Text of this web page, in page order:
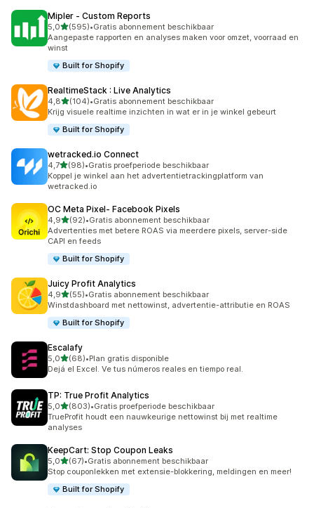
Mipler ‑ Custom Reports
5,0van 5 sterren
(595)
595 recensies in totaal
•Gratis abonnement beschikbaar
Aangepaste rapporten en analyses maken voor omzet, voorraad en
winst
Built for Shopify
RealtimeStack : Live Analytics
4,8van 5 sterren
(104)
104 recensies in totaal
•Gratis abonnement beschikbaar
Krijg visuele realtime inzichten in wat er in je winkel gebeurt
Built for Shopify
wetracked.io Connect
4,7van 5 sterren
(98)
98 recensies in totaal
•Gratis proefperiode beschikbaar
Koppel je winkel aan het advertentietrackingplatform van
wetracked.io
OC Meta Pixel‑ Facebook Pixels
4,9van 5 sterren
(92)
92 recensies in totaal
•Gratis abonnement beschikbaar
Advertenties met betere ROAS via meerdere pixels, server-side
CAPI en feeds
Built for Shopify
Juicy Profit Analytics
4,9van 5 sterren
(55)
55 recensies in totaal
•Gratis abonnement beschikbaar
Winstdashboard met nettowinst, advertentie-attributie en ROAS
Built for Shopify
Escalafy
5,0van 5 sterren
(68)
68 recensies in totaal
•Plan gratis disponible
Dejá el Excel. Ve tus números reales en tiempo real.
TP: True Profit Analytics
5,0van 5 sterren
(803)
803 recensies in totaal
•Gratis proefperiode beschikbaar
TrueProfit houdt een nauwkeurige nettowinst bij met realtime
analyses
KeepCart: Stop Coupon Leaks
5,0van 5 sterren
(67)
67 recensies in totaal
•Gratis abonnement beschikbaar
Stop couponlekken met extensie-blokkering, meldingen en meer!
Built for Shopify